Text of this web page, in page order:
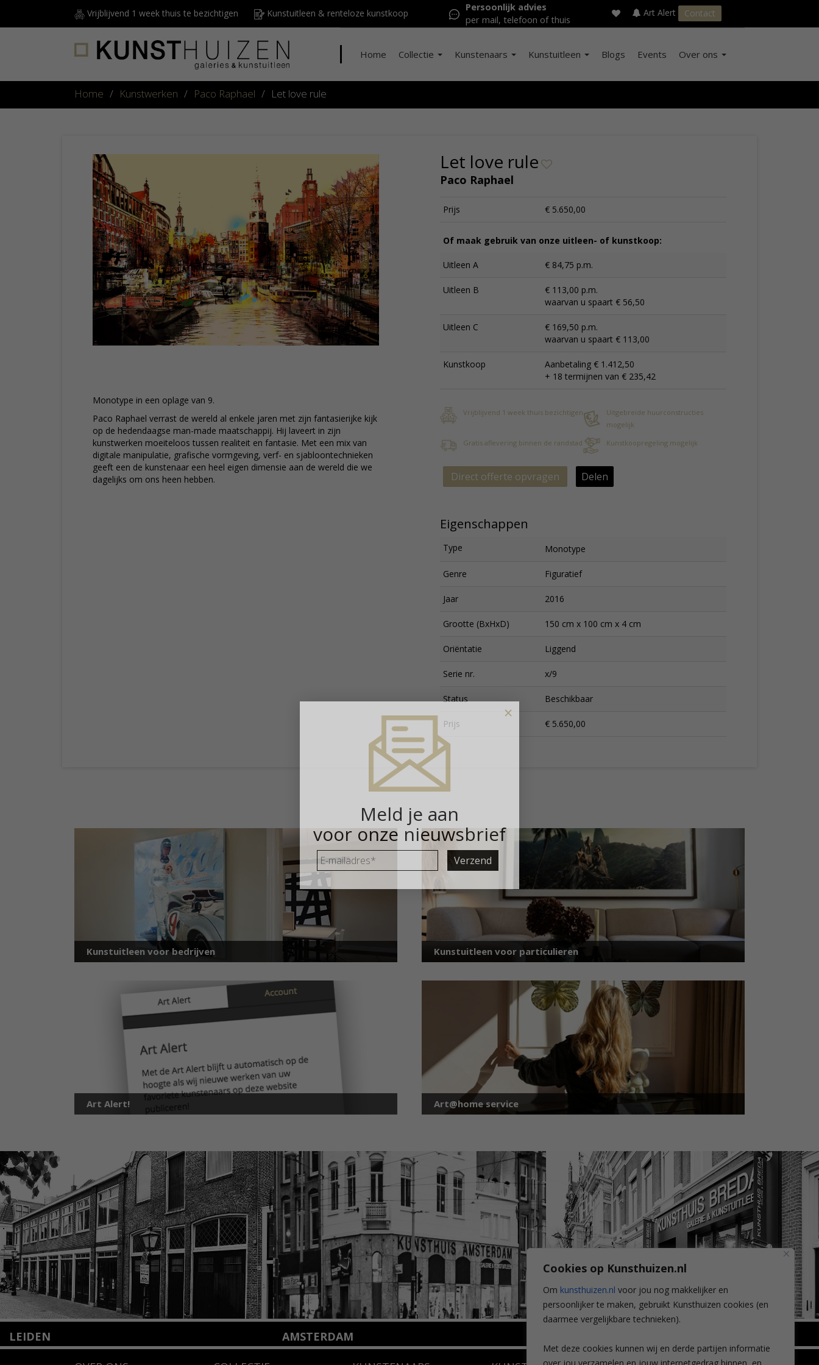
Cookies op Kunsthuizen.nl
Om kunsthuizen.nl voor jou nog makkelijker en
persoonlijker te maken, gebruikt Kunsthuizen cookies (en
daarmee vergelijkbare technieken).
Met deze cookies kunnen wij en derde partijen informatie
Vrijblijvend 1 week thuis te bezichtigen Kunstuitleen & renteloze kunstkoop
Persoonlijk advies
per mail, telefoon of thuis
Art Alert Contact
Home Collectie Kunstenaars Kunstuitleen Blogs Events Over ons
Home / Kunstwerken / Paco Raphael / Let love rule
Monotype in een oplage van 9.
Paco Raphael verrast de wereld al enkele jaren met zijn fantasierijke kijk
op de hedendaagse man-made maatschappij. Hij laveert in zijn
kunstwerken moeiteloos tussen realiteit en fantasie. Met een mix van
digitale manipulatie, grafische vormgeving, verf- en sjabloontechnieken
geeft een de kunstenaar een heel eigen dimensie aan de wereld die we
dagelijks om ons heen hebben.
Let love rule
Paco Raphael
Prijs € 5.650,00
Of maak gebruik van onze uitleen- of kunstkoop:
Uitleen A € 84,75 p.m.
Uitleen B
€ 113,00 p.m.
waarvan u spaart € 56,50
Uitleen C
€ 169,50 p.m.
waarvan u spaart € 113,00
Kunstkoop
Aanbetaling € 1.412,50
+ 18 termijnen van € 235,42
Vrijblijvend 1 week thuis bezichtigen
Uitgebreide huurconstructies
mogelijk
Gratis aflevering binnen de randstad
Kunstkoopregeling mogelijk
Direct offerte opvragen Delen
Eigenschappen
Type Monotype
Genre Figuratief
Jaar 2016
Grootte (BxHxD) 150 cm x 100 cm x 4 cm
Oriëntatie Liggend
Serie nr. x/9
Status Beschikbaar
Prijs € 5.650,00
Kunstuitleen voor bedrijven Kunstuitleen voor particulieren
Art Alert! Art@home service
LEIDEN AMSTERDAM
Wilhelminastraat 11
Meld je aan
voor onze nieuwsbrief
E-
mailadres *
×